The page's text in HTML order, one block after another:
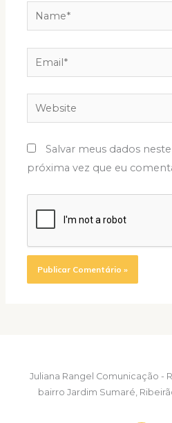
Name*
Email*
Website
Salvar meus dados
próxima vez que eu
Juliana Rangel Comunicação -
bairro Jardim Sumaré,